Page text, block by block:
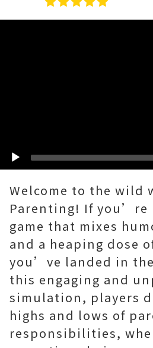
Welcome to the wild
Parenting! If you’re
game that mixes
and a heaping dose
you’ve landed in
this engaging and
simulation, players
highs and lows of
responsibilities,